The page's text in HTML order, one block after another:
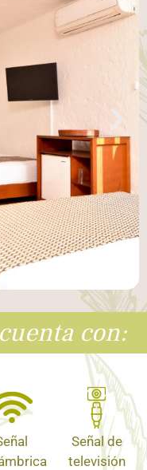
con:
Señal de
televisión